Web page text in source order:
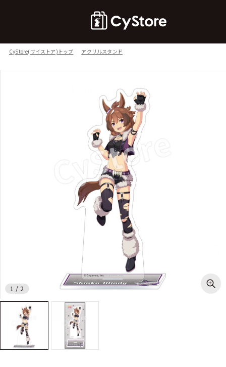
CyStore(サイストア)トップ アクリルスタンド
1 / 2